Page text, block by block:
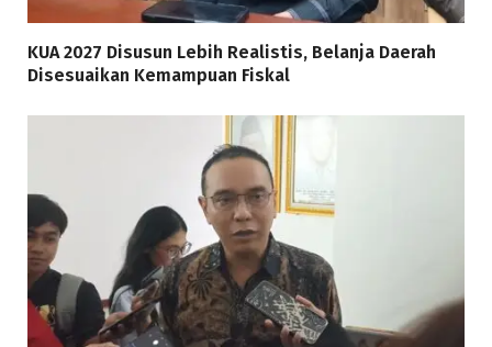
KUA 2027 Disusun Lebih Realistis, Belanja Daerah
Disesuaikan Kemampuan Fiskal